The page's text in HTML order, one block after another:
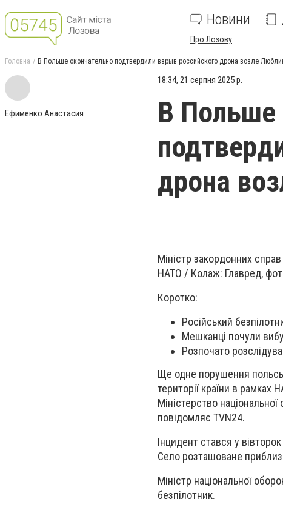
Новини
Про Лозову
Головна В Польше окончательно подтвердили взрыв российского дрона возле
Ефименко Анастасия
18:34, 21 серпня 2025 р.
В Польше
дрона
Міністр закордонних справ
НАТО / Колаж: Главред,
Коротко:
Російський
Мешканці почули
Розпочато
Ще одне порушення
території країни в рамках
Міністерство
повідомляє TVN24.
Інцидент стався у
Село розташоване
Міністр національної
безпілотник.